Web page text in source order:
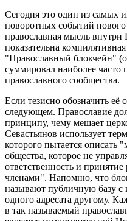
Сегодня это один из самых
поворотных событий нового
православная мысль
показательна
"Православный блокчейн"
суммировал наиболее часто
православного сообщества.
Если тезисно обозначить её
следующем. Православие
принципу, чему мешает
Севастьянов использует
которого пытается описать
общества, которое не
ответственность и
членами". Напомню, что
называют публичную базу с
одного адресата другому.
в так называемый